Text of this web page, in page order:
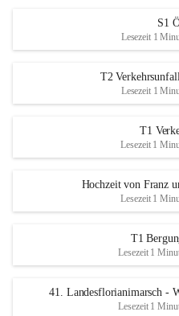
S1
Lesezeit 1
T2
Lesezeit 1
T1
Lesezeit 1
Hochzeit von Franz
Lesezeit 1
T1
Lesezeit 1
41. Landesflorianimarsch -
Lesezeit 1